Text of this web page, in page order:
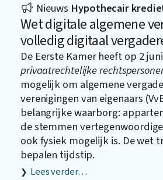
Nieuws Hypothecair
Wet digitale algemene
volledig digitaal
De Eerste Kamer heeft op 2
privaatrechtelijke
mogelijk om algemene
verenigingen van eigenaars
belangrijke waarborg:
de stemmen
ook fysiek mogelijk is. De wet
bepalen tijdstip.
Lees verder…